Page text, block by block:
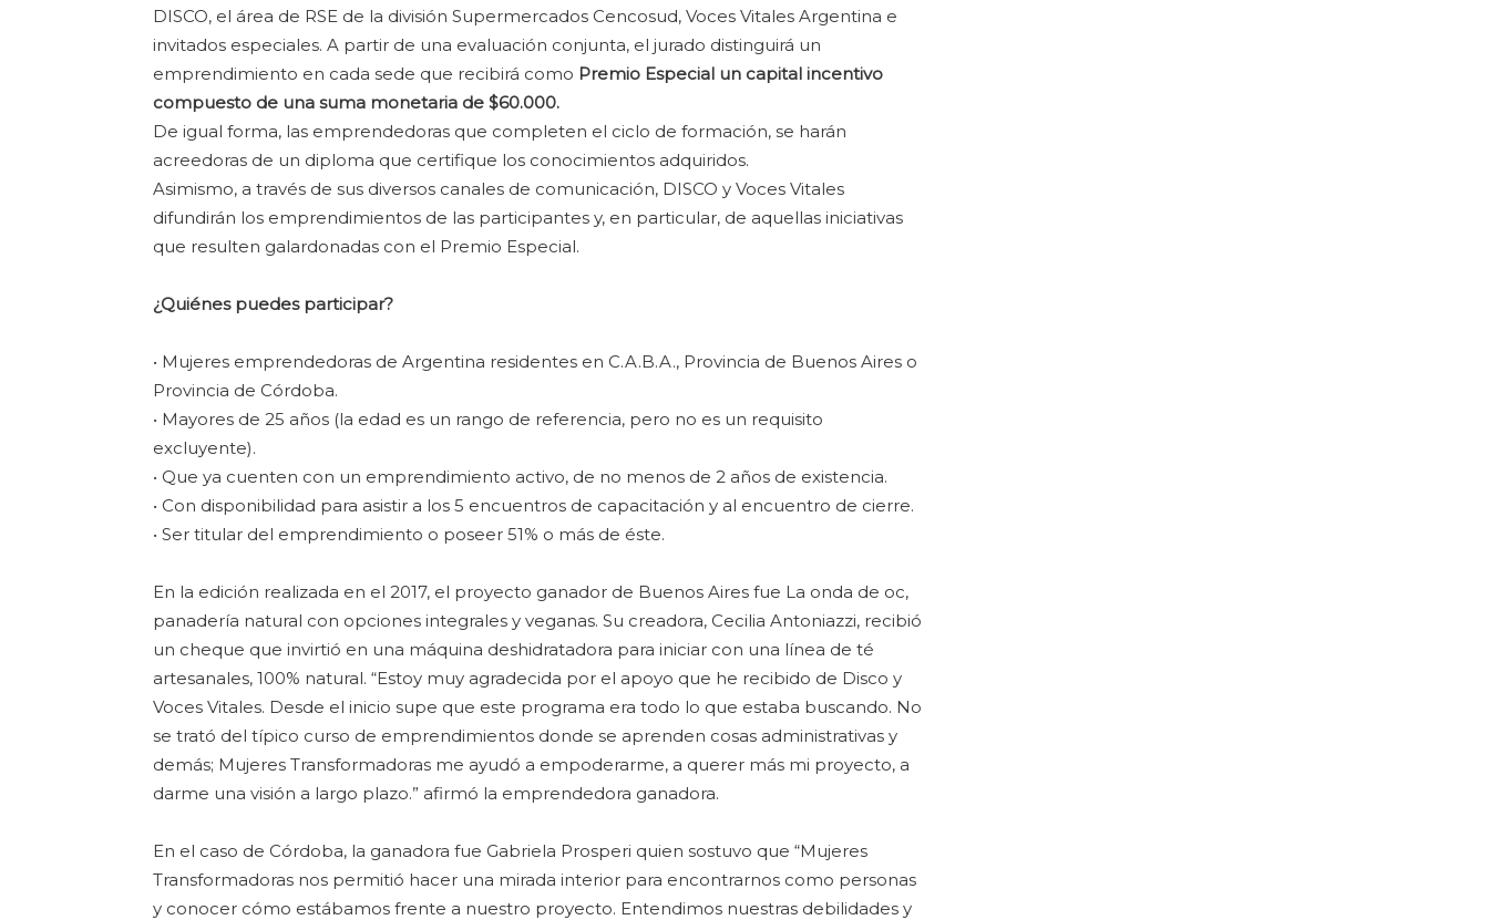
DISCO, el área de RSE de la división Supermercados Cencosud, Voces Vitales Argentina e
invitados especiales. A partir de una evaluación conjunta, el jurado distinguirá un
emprendimiento en cada sede que recibirá como Premio Especial un capital incentivo
compuesto de una suma monetaria de $60.000.
De igual forma, las emprendedoras que completen el ciclo de formación, se harán
acreedoras de un diploma que certifique los conocimientos adquiridos.
Asimismo, a través de sus diversos canales de comunicación, DISCO y Voces Vitales
difundirán los emprendimientos de las participantes y, en particular, de aquellas iniciativas
que resulten galardonadas con el Premio Especial.
¿Quiénes puedes participar?
• Mujeres emprendedoras de Argentina residentes en C.A.B.A., Provincia de Buenos Aires o
Provincia de Córdoba.
• Mayores de 25 años (la edad es un rango de referencia, pero no es un requisito
excluyente).
• Que ya cuenten con un emprendimiento activo, de no menos de 2 años de existencia.
• Con disponibilidad para asistir a los 5 encuentros de capacitación y al encuentro de cierre.
• Ser titular del emprendimiento o poseer 51% o más de éste.
En la edición realizada en el 2017, el proyecto ganador de Buenos Aires fue La onda de oc,
panadería natural con opciones integrales y veganas. Su creadora, Cecilia Antoniazzi, recibió
un cheque que invirtió en una máquina deshidratadora para iniciar con una línea de té
artesanales, 100% natural. “Estoy muy agradecida por el apoyo que he recibido de Disco y
Voces Vitales. Desde el inicio supe que este programa era todo lo que estaba buscando. No
se trató del típico curso de emprendimientos donde se aprenden cosas administrativas y
demás; Mujeres Transformadoras me ayudó a empoderarme, a querer más mi proyecto, a
darme una visión a largo plazo.” afirmó la emprendedora ganadora.
En el caso de Córdoba, la ganadora fue Gabriela Prosperi quien sostuvo que “Mujeres
Transformadoras nos permitió hacer una mirada interior para encontrarnos como personas
y conocer cómo estábamos frente a nuestro proyecto. Entendimos nuestras debilidades y